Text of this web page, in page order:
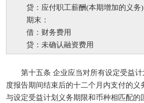
贷：应付职工薪酬(本期增加的义务)
期末：
借：财务费用
贷：未确认融资费用
第十五条 企业应当对所有设定受益计
度报告期间结束后的十二个月内支付的
与设定受益计划义务期限和币种相匹配